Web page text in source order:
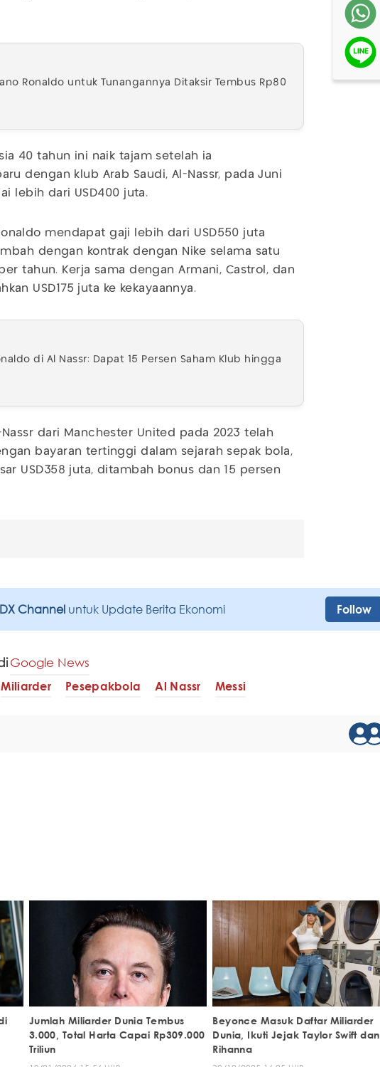
Ronaldo untuk Tunangannya Ditaksir Tembus Rp80
40 tahun ini naik tajam setelah ia
dengan klub Arab Saudi, Al-Nassr, pada Juni
lebih dari USD400 juta.
mendapat gaji lebih dari USD550 juta
dengan kontrak dengan Nike selama satu
tahun. Kerja sama dengan Armani, Castrol, dan
USD175 juta ke kekayaannya.
di Al Nassr: Dapat 15 Persen Saham Klub hingga
dari Manchester United pada 2023 telah
bayaran tertinggi dalam sejarah sepak bola,
USD358 juta, ditambah bonus dan 15 persen
Channel untuk Update Berita Ekonomi Follow
Google News
Miliarder Pesepakbola Al Nassr Messi
Jumlah Miliarder Dunia Tembus
3.000, Total Harta Capai Rp309.000
Triliun
Beyonce Masuk Daftar Miliarder
Dunia, Ikuti Jejak Taylor Swift dan
Rihanna